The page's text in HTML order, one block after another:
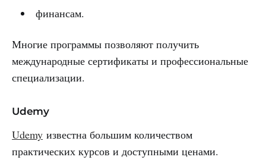
финансам.
Многие программы позволяют получить
международные сертификаты и профессиональные
специализации.
Udemy
Udemy известна большим количеством
практических курсов и доступными ценами.